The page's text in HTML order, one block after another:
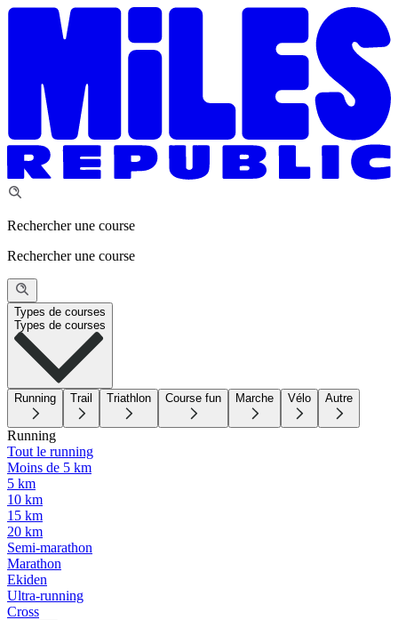
Rechercher une course
Rechercher une course
Types de courses
Types de courses
Running Trail Triathlon Course fun Marche Vélo Autre
Running
Tout le running
Moins de 5 km
5 km
10 km
15 km
20 km
Semi-marathon
Marathon
Ekiden
Ultra-running
Cross